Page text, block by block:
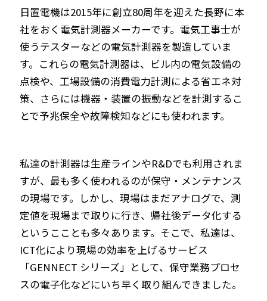
日置電機は2015年に創立80周年を迎えた長野に本
社をおく電気計測器メーカーです。電気工事士が
使うテスターなどの電気計測器を製造していま
す。これらの電気計測器は、ビル内の電気設備の
点検や、工場設備の消費電力計測による省エネ対
策、さらには機器・装置の振動などを計測するこ
とで予兆保全や故障検知などにも使われます。
私達の計測器は生産ラインやR&Dでも利用されま
すが、最も多く使われるのが保守・メンテナンス
の現場です。しかし、現場はまだアナログで、測
定値を現場まで取りに行き、帰社後データ化する
というこことも多々あります。そこで、私達は、
ICT化により現場の効率を上げるサービス
「GENNECT シリーズ」として、保守業務プロセ
スの電子化などにいち早く取り組んできました。